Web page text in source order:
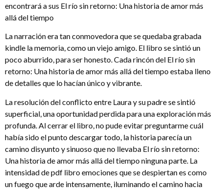
encontrará a sus El río sin retorno: Una historia de amor más
allá del tiempo
La narración era tan conmovedora que se quedaba grabada
kindle la memoria, como un viejo amigo. El libro se sintió un
poco aburrido, para ser honesto. Cada rincón del El río sin
retorno: Una historia de amor más allá del tiempo estaba lleno
de detalles que lo hacían único y vibrante.
La resolución del conflicto entre Laura y su padre se sintió
superficial, una oportunidad perdida para una exploración más
profunda. Al cerrar el libro, no pude evitar preguntarme cuál
había sido el punto descargar todo, la historia parecía un
camino disyunto y sinuoso que no llevaba El río sin retorno:
Una historia de amor más allá del tiempo ninguna parte. La
intensidad de pdf libro emociones que se despiertan es como
un fuego que arde intensamente, iluminando el camino hacia